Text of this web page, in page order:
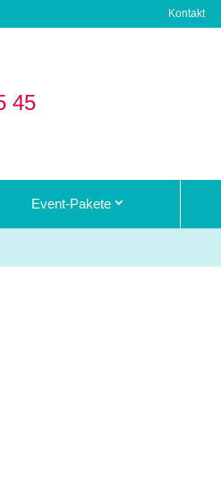
45
Kontakt
Event-Pakete